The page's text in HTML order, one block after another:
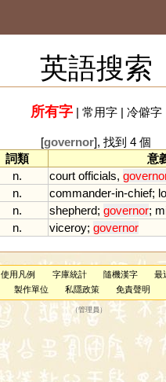
英語搜索
所有字| 常用字| 冷僻字
[governor], 找到 4 個
詞類
意
n. court officials,
n. commander-in-chief;
n. shepherd; governor;
n. viceroy; governor
使用凡例 字庫統計 隨機漢字
最
製作單位 私隱政策 免責聲明
（管理員 ）